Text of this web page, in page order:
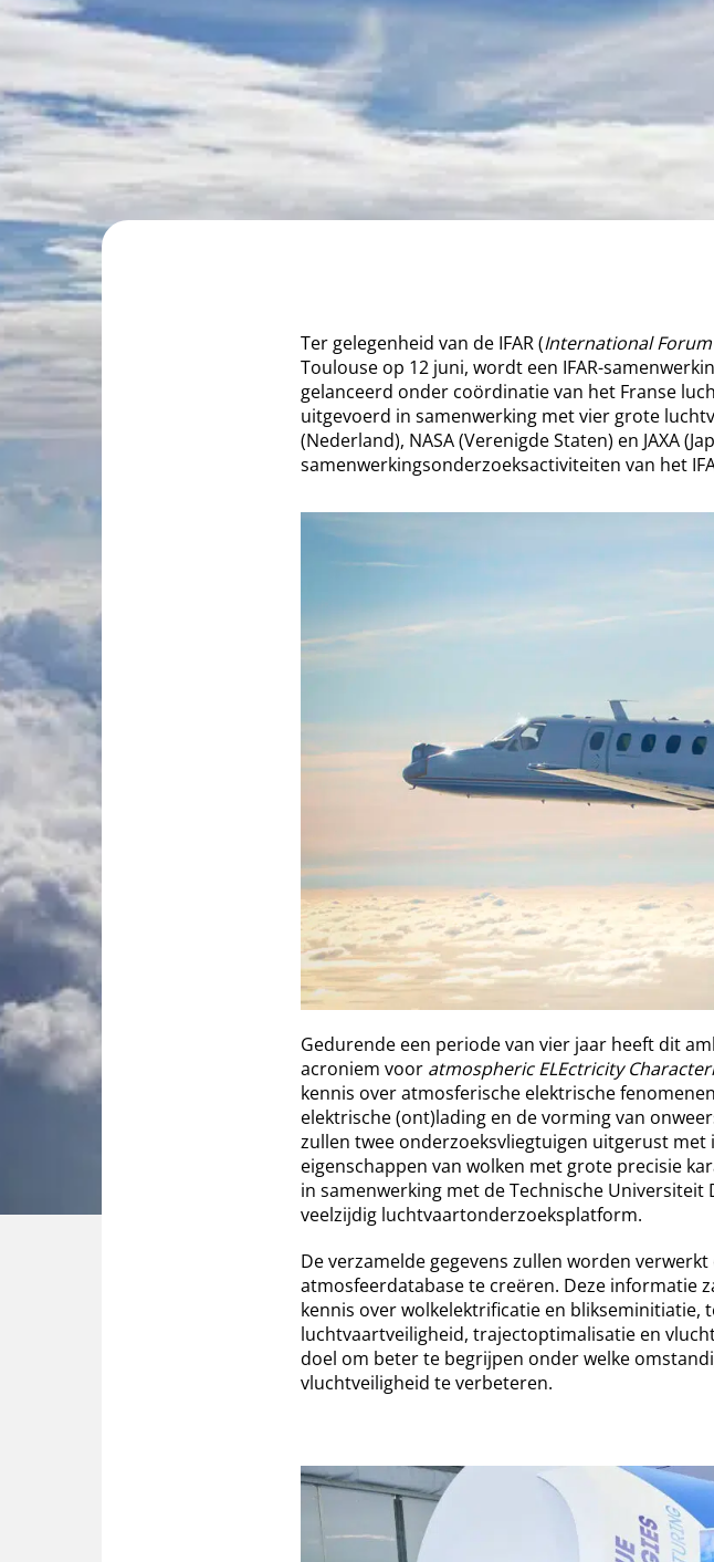
Ter gelegenheid van de IFAR (International
Toulouse op 12 juni, wordt een IFAR-
gelanceerd onder coördinatie van het Franse
uitgevoerd in samenwerking met vier grote
(Nederland), NASA (Verenigde Staten) en JAXA
samenwerkingsonderzoeksactiviteiten van het
Gedurende een periode van vier jaar heeft dit
acroniem voor atmospheric ELEctricity
kennis over atmosferische elektrische
elektrische (ont)lading en de vorming van
zullen twee onderzoeksvliegtuigen uitgerust
eigenschappen van wolken met grote precisie
in samenwerking met de Technische
veelzijdig luchtvaartonderzoeksplatform.
De verzamelde gegevens zullen worden
atmosfeerdatabase te creëren. Deze informatie
kennis over wolkelektrificatie en
luchtvaartveiligheid, trajectoptimalisatie en
doel om beter te begrijpen onder welke
vluchtveiligheid te verbeteren.